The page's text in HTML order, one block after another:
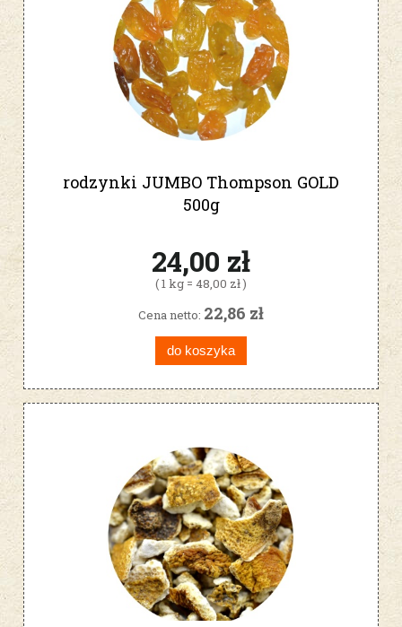
rodzynki JUMBO Thompson GOLD
500g
24,00 zł
( 1 kg = 48,00 zł )
Cena netto: 22,86 zł
do koszyka